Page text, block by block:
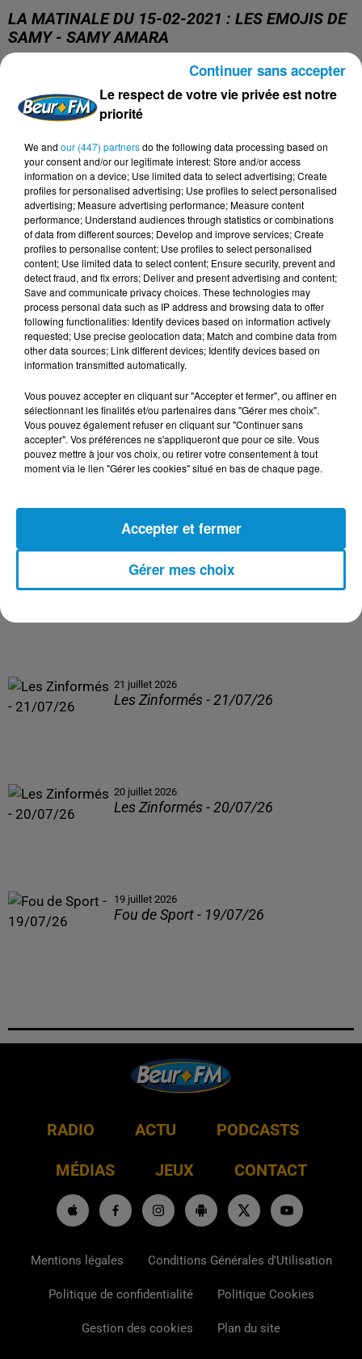
LA MATINALE DU 15-02-2021 : LES EMOJIS DE
SAMY - SAMY AMARA
Présentation : Kim, Mona et Wahid
Chroniqueur : Samy Amara
DERNIERS PODCASTS
24 juillet 2026
Les Zinformés - 24/07/26
23 juillet 2026
22 juillet 2026
Les Zinformés - 22/07/26
21 juillet 2026
Les Zinformés - 21/07/26
20 juillet 2026
Les Zinformés - 20/07/26
19 juillet 2026
Fou de Sport - 19/07/26
RADIO ACTU PODCASTS
MÉDIAS JEUX CONTACT
Mentions légales Conditions Générales d'Utilisation
Politique de confidentialité Politique Cookies
Gestion des cookies Plan du site
Le respect de votre vie privée est notre
priorité
We and our (447) partnersdo the following data processing based on
your consent and/or our legitimate interest: Store and/or access
information on a device; Use limited data to select advertising; Create
profiles for personalised advertising; Use profiles to select personalised
advertising; Measure advertising performance; Measure content
performance; Understand audiences through statistics or combinations
of data from different sources; Develop and improve services; Create
profiles to personalise content; Use profiles to select personalised
content; Use limited data to select content; Ensure security, prevent and
detect fraud, and fix errors; Deliver and present advertising and content;
Save and communicate privacy choices. These technologies may
process personal data such as IP address and browsing data to offer
following functionalities: Identify devices based on information actively
requested; Use precise geolocation data; Match and combine data from
other data sources; Link different devices; Identify devices based on
information transmitted automatically.
Vous pouvez accepter en cliquant sur "Accepter et fermer", ou affiner en
sélectionnant les finalités et/ou partenaires dans "Gérer mes choix".
Vous pouvez également refuser en cliquant sur "Continuer sans
accepter". Vos préférences ne s'appliqueront que pour ce site. Vous
pouvez mettre à jour vos choix, ou retirer votre consentement à tout
moment via le lien "Gérer les cookies" situé en bas de chaque page.
Gérer mes choix
Accepter et fermer
Continuer sans accepter